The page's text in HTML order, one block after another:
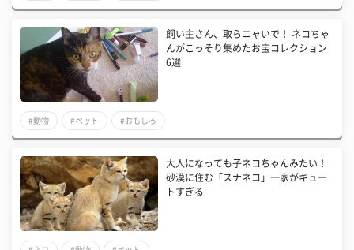
飼い主さん、取らニャいで！ ネコちゃ
んがこっそり集めたお宝コレクション
6選
#動物 #ペット #おもしろ
大人になっても子ネコちゃんみたい！
砂漠に住む「スナネコ」一家がキュー
トすぎる